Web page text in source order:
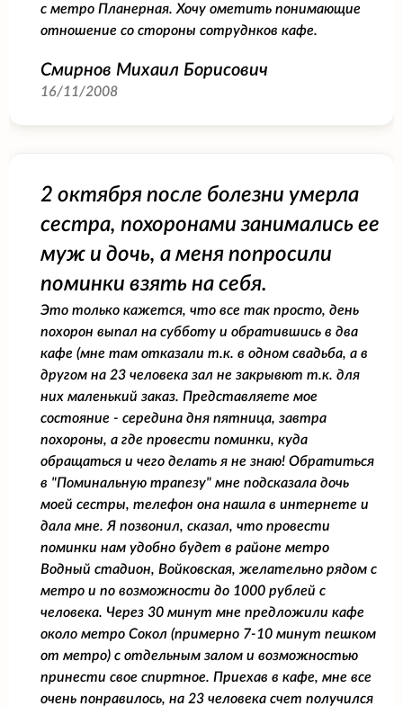
с метро Планерная. Хочу ометить понимающие
отношение со стороны сотруднков кафе.
Смирнов Михаил Борисович
16/11/2008
2 октября после болезни умерла
сестра, похоронами занимались ее
муж и дочь, а меня попросили
поминки взять на себя.
Это только кажется, что все так просто, день
похорон выпал на субботу и обратившись в два
кафе (мне там отказали т.к. в одном свадьба, а в
другом на 23 человека зал не закрывют т.к. для
них маленький заказ. Представляете мое
состояние - середина дня пятница, завтра
похороны, а где провести поминки, куда
обращаться и чего делать я не знаю! Обратиться
в "Поминальную трапезу" мне подсказала дочь
моей сестры, телефон она нашла в интернете и
дала мне. Я позвонил, сказал, что провести
поминки нам удобно будет в районе метро
Водный стадион, Войковская, желательно рядом с
метро и по возможности до 1000 рублей с
человека. Через 30 минут мне предложили кафе
около метро Сокол (примерно 7-10 минут пешком
от метро) с отдельным залом и возможностью
принести свое спиртное. Приехав в кафе, мне все
очень понравилось, на 23 человека счет получился